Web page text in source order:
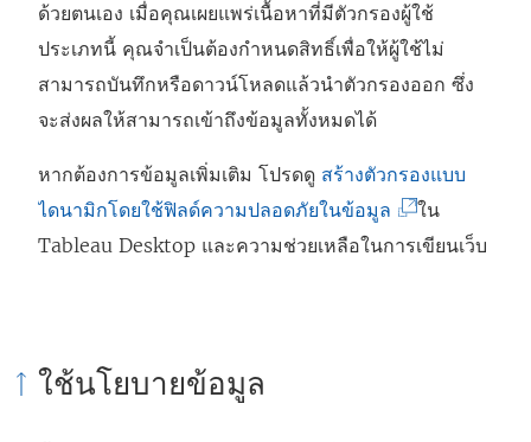
ด้วยตนเอง เมื่อคุณเผยแพร่เนื้อหาที่มีตัวกรองผู้ใช้
ประเภทนี้ คุณจำเป็นต้องกำหนดสิทธิ์เพื่อให้ผู้ใช้ไม่
สามารถบันทึกหรือดาวน์โหลดแล้วนำตัวกรองออก ซึ่ง
จะส่งผลให้สามารถเข้าถึงข้อมูลทั้งหมดได้
หากต้องการข้อมูลเพิ่มเติม โปรดดู สร้างตัวกรองแบบ
ไดนามิกโดยใช้ฟิลด์ความปลอดภัยในข้อมูล
ลิ
ใน
Tableau Desktop และความช่วยเหลือในการเขียนเว็บ
ใช้นโยบายข้อมูล